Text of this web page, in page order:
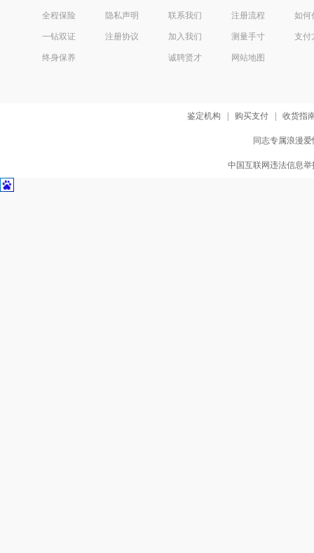
全程保险
一钻双证
终身保养
隐私声明
注册协议
联系我们
加入我们
诚聘贤才
注册流程
测量手寸
网站地图
如何
支付
鉴定机构 购买支付 收货指
同志专属浪漫
中国互联网违法信息